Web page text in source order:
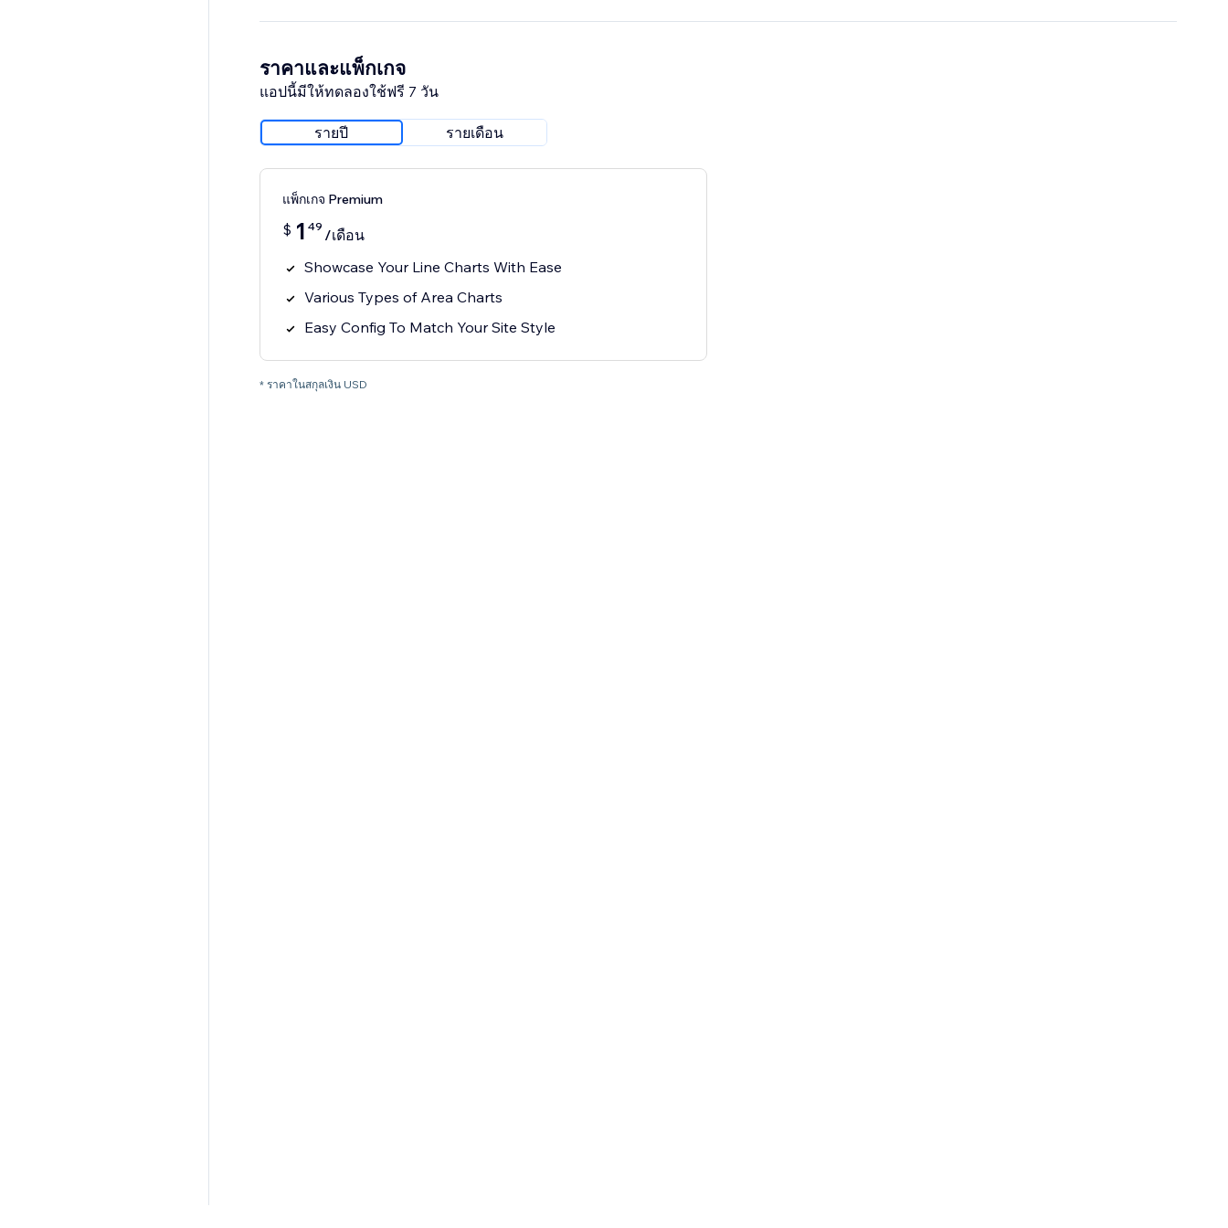
ราคาและแพ็กเกจ
แอปนี้มีให้ทดลองใช้ฟรี 7 วัน
รายปี รายเดือน
แพ็กเกจ Premium
$ 1 49 /เดือน
Showcase Your Line Charts With Ease
Various Types of Area Charts
Easy Config To Match Your Site Style
* ราคาในสกุลเงิน USD